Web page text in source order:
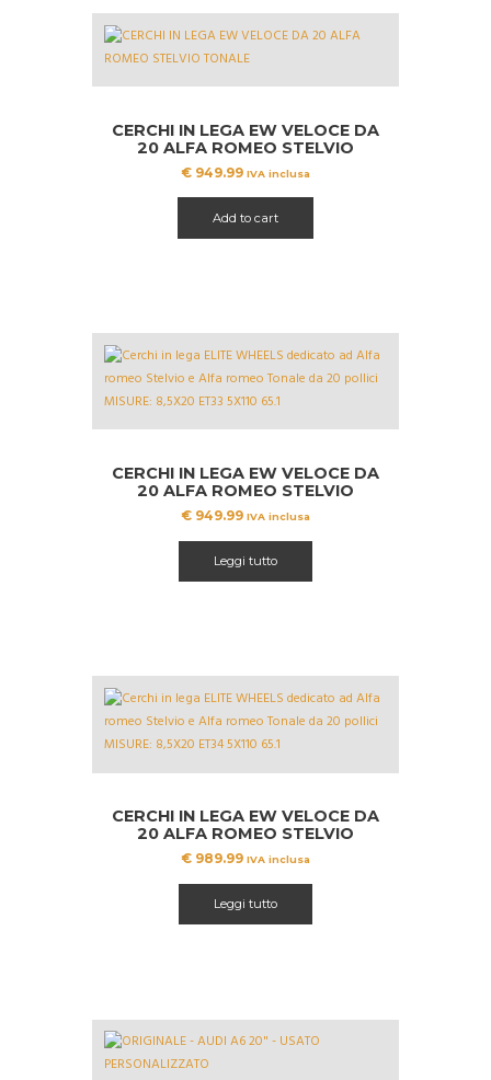
CERCHI IN LEGA EW VELOCE DA
20 ALFA ROMEO STELVIO
TONALE
€ 949.99 IVA inclusa
Add to cart
CERCHI IN LEGA EW VELOCE DA
20 ALFA ROMEO STELVIO
TONALE
€ 949.99 IVA inclusa
Leggi tutto
CERCHI IN LEGA EW VELOCE DA
20 ALFA ROMEO STELVIO
TONALE
€ 989.99 IVA inclusa
Leggi tutto